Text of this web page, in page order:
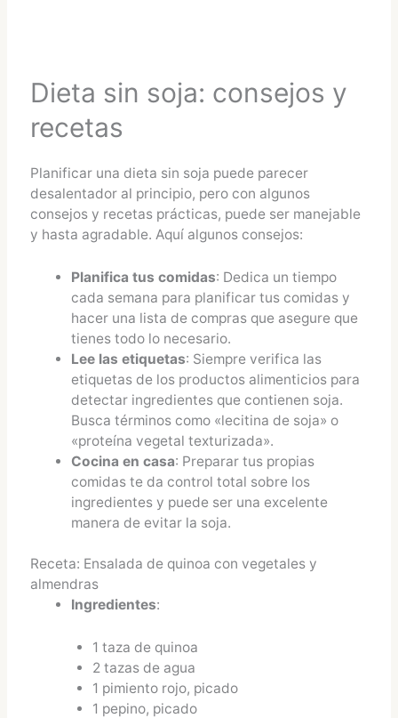
Dieta sin soja: consejos y
recetas
Planificar una dieta sin soja puede parecer
desalentador al principio, pero con algunos
consejos y recetas prácticas, puede ser manejable
y hasta agradable. Aquí algunos consejos:
Planifica tus comidas: Dedica un tiempo
cada semana para planificar tus comidas y
hacer una lista de compras que asegure que
tienes todo lo necesario.
Lee las etiquetas: Siempre verifica las
etiquetas de los productos alimenticios para
detectar ingredientes que contienen soja.
Busca términos como «lecitina de soja» o
«proteína vegetal texturizada».
Cocina en casa: Preparar tus propias
comidas te da control total sobre los
ingredientes y puede ser una excelente
manera de evitar la soja.
Receta: Ensalada de quinoa con vegetales y
almendras
Ingredientes:
1 taza de quinoa
2 tazas de agua
1 pimiento rojo, picado
1 pepino, picado